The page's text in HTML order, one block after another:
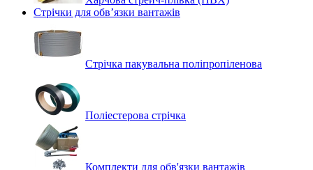
Стрічки для обв’язки вантажів
Стрічка пакувальна поліпропіленова
Поліестерова стрічка
Комплекти для обв'язки вантажів